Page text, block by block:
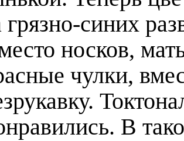
грязно-синих
носков,
чулки,
В